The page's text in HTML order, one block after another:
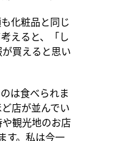
化粧品と同じ
えると、「し
買えると思い
は食べられま
店が並んでい
観光地のお店
す。私は今一